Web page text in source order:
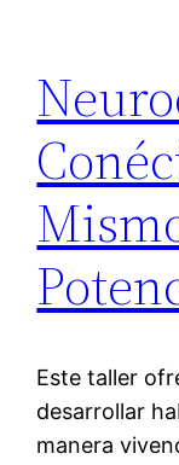
Este taller
desarrollar
manera